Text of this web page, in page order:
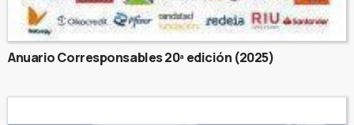
Anuario Corresponsables 20ª edición (2025)